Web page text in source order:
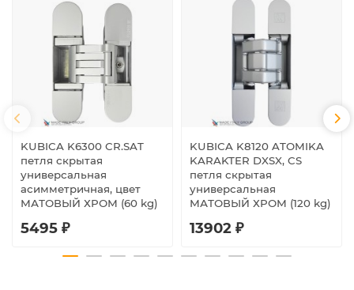
KUBICA K6300 CR.SAT
петля скрытая
универсальная
асимметричная, цвет
МАТОВЫЙ ХРОМ (60 kg)
5495 ₽
KUBICA K8120 ATOMIKA
KARAKTER DXSX, CS
петля скрытая
универсальная
МАТОВЫЙ ХРОМ (120 kg)
13902 ₽